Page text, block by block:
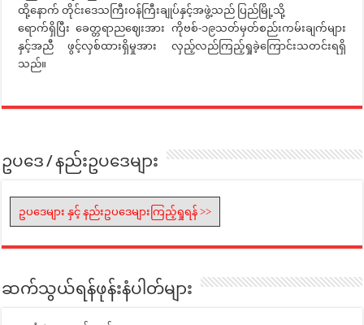
ထို့နောက် တိုင်းဒေသကြီးဝန်ကြီးချုပ်နှင့်အဖွဲ့သည် ပြည်မြို့သို့‌
ရောက်ရှိပြီး ခေတ္တရာညဈေးအား ကိုဗစ်-၁၉သတ်မှတ်စည်းကမ်းချက်များ
နှင့်အညီ ဖွင့်လှစ်ထားရှိမှုအား လှည့်လည်ကြည့်ရှုခဲ့ကြောင်းသတင်းရရှိ
သည်။
ဥပဒေ / နည်းဥပဒေများ
ဥပဒေများ နှင့် နည်းဥပဒေများကြည့်ရှုရန် >>
ဆက်သွယ်ရန်ဖုန်းနံပါတ်များ